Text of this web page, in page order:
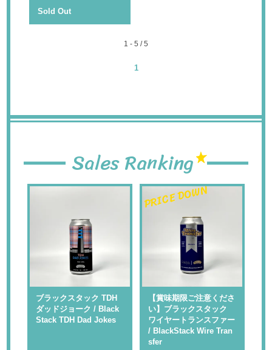
Sold Out
1 - 5 / 5
1
Sales Ranking
ブラックスタック TDH
ダッドジョーク / Black
Stack TDH Dad Jokes
PRICE DOWN
【賞味期限ご注意くださ
い】ブラックスタック
ワイヤートランスファー
/ BlackStack Wire Tran
sfer